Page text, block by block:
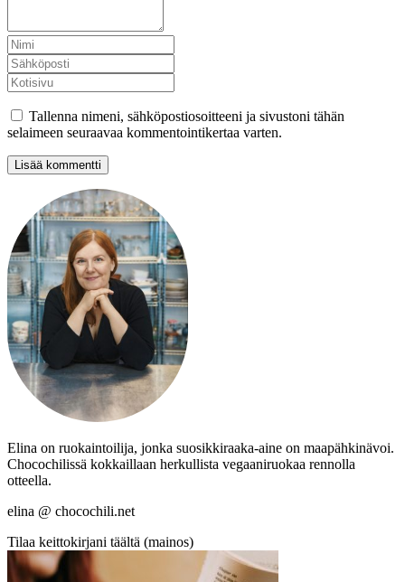
Tallenna nimeni, sähköpostiosoitteeni ja sivustoni tähän
selaimeen seuraavaa kommentointikertaa varten.
Elina on ruokaintoilija, jonka suosikkiraaka-aine on maapähkinävoi.
Chocochilissä kokkaillaan herkullista vegaaniruokaa rennolla
otteella.
elina @ chocochili.net
Tilaa keittokirjani täältä (mainos)